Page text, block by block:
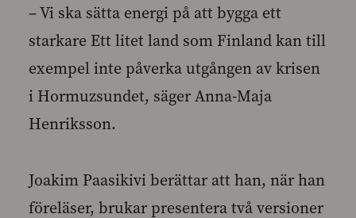
– Vi ska sätta energi på att bygga ett
starkare Ett litet land som Finland kan till
exempel inte påverka utgången av krisen
i Hormuzsundet, säger Anna-Maja
Henriksson.
Joakim Paasikivi berättar att han, när han
föreläser, brukar presentera två versioner